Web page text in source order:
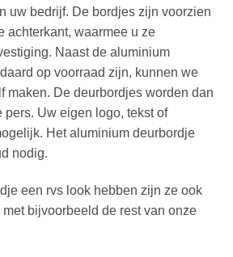
uw bedrijf. De bordjes zijn voorzien
achterkant, waarmee u ze
Naast de aluminium
op voorraad zijn, kunnen we
maken. De deurbordjes worden dan
pers. Uw eigen logo, tekst of
Het aluminium deurbordje
nodig.
een rvs look hebben zijn ze ook
bijvoorbeeld de rest van onze